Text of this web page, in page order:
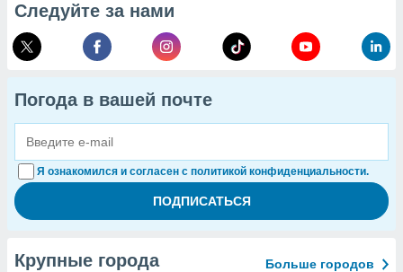
Следуйте за нами
Погода в вашей почте
Я ознакомился и согласен с политикой конфиденциальности.
Крупные города Больше городов